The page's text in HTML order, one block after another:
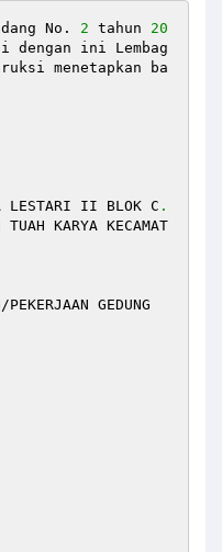
No.
2 tahun 20
dengan ini Lembag
menetapkan ba
LESTARI II BLOK C .
TUAH KARYA KECAMAT
PEKERJAAN GEDUNG